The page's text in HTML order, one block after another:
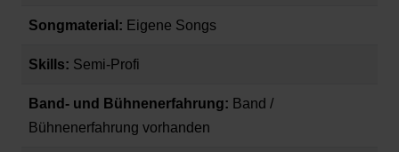
Songmaterial: Eigene Songs
Skills: Semi-Profi
Band- und Bühnenerfahrung: Band /
Bühnenerfahrung vorhanden